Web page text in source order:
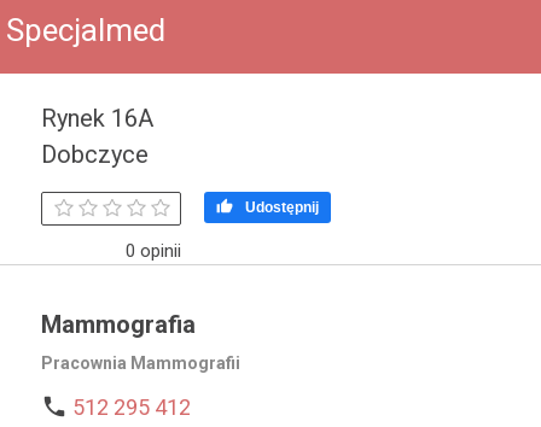
Specjalmed
Rynek 16A
Dobczyce
0 opinii
 Udostępnij
Mammografia
Pracownia Mammografii
 512 295 412